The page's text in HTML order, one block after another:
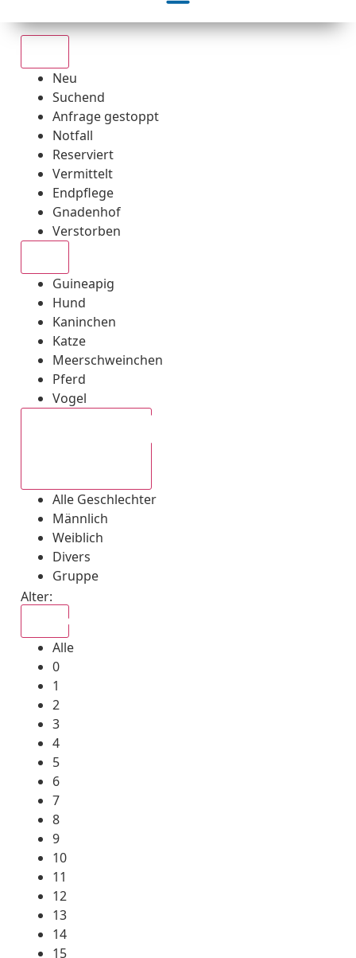
Neu
Suchend
Anfrage gestoppt
Notfall
Reserviert
Vermittelt
Endpflege
Gnadenhof
Verstorben
Guineapig
Hund
Kaninchen
Katze
Meerschweinchen
Pferd
Vogel
Alle Geschlechter
Männlich
Weiblich
Divers
Gruppe
Alter:
Alle
0
1
2
3
4
5
6
7
8
9
10
11
12
13
14
15